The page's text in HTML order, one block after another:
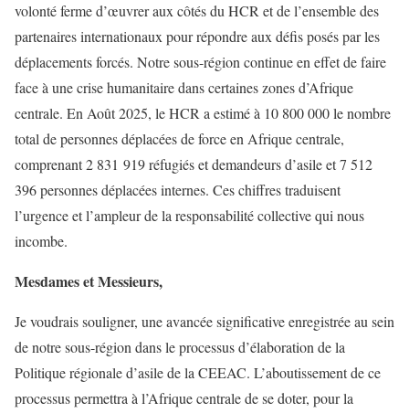
volonté ferme d’œuvrer aux côtés du HCR et de l’ensemble des
partenaires internationaux pour répondre aux défis posés par les
déplacements forcés. Notre sous-région continue en effet de faire
face à une crise humanitaire dans certaines zones d’Afrique
centrale. En Août 2025, le HCR a estimé à 10 800 000 le nombre
total de personnes déplacées de force en Afrique centrale,
comprenant 2 831 919 réfugiés et demandeurs d’asile et 7 512
396 personnes déplacées internes. Ces chiffres traduisent
l’urgence et l’ampleur de la responsabilité collective qui nous
incombe.
Mesdames et Messieurs,
Je voudrais souligner, une avancée significative enregistrée au sein
de notre sous-région dans le processus d’élaboration de la
Politique régionale d’asile de la CEEAC. L’aboutissement de ce
processus permettra à l’Afrique centrale de se doter, pour la